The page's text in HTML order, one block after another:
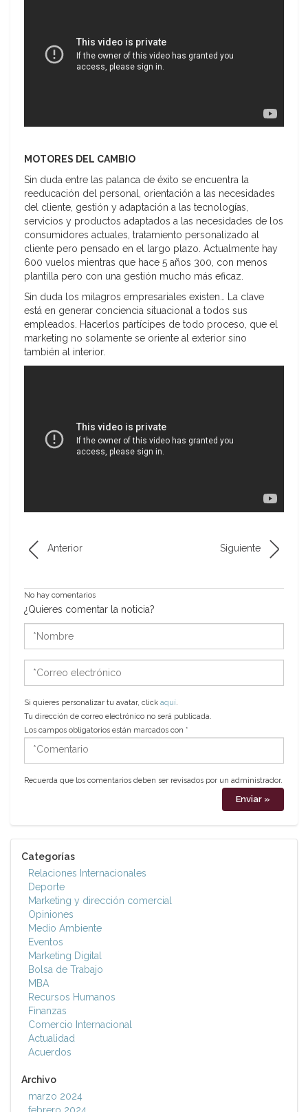
MOTORES DEL CAMBIO
Sin duda entre las palanca de éxito se encuentra la
reeducación del personal, orientación a las necesidades
del cliente, gestión y adaptación a las tecnologías,
servicios y productos adaptados a las necesidades de los
consumidores actuales, tratamiento personalizado al
cliente pero pensado en el largo plazo. Actualmente hay
600 vuelos mientras que hace 5 años 300, con menos
plantilla pero con una gestión mucho más eficaz.
Sin duda los milagros empresariales existen… La clave
está en generar conciencia situacional a todos sus
empleados. Hacerlos partícipes de todo proceso, que el
marketing no solamente se oriente al exterior sino
también al interior.
Anterior Siguiente
No hay comentarios
¿Quieres comentar la noticia?
electrónico
Si quieres personalizar tu avatar, click aquí.
Tu dirección de correo electrónico no será publicada.
Los campos obligatorios están marcados con *
*Comentario
Recuerda que los comentarios deben ser revisados por un administrador.
Categorías
Relaciones Internacionales
Deporte
Marketing y dirección comercial
Opiniones
Medio Ambiente
Eventos
Marketing Digital
Bolsa de Trabajo
MBA
Recursos Humanos
Finanzas
Comercio Internacional
Actualidad
Acuerdos
Archivo
marzo 2024